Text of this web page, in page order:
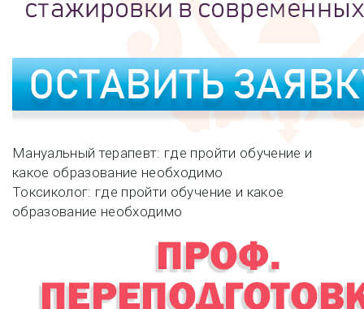
Навигация
по
записям
Мануальный терапевт: где пройти обучение и
какое образование необходимо
Токсиколог: где пройти обучение и какое
образование необходимо